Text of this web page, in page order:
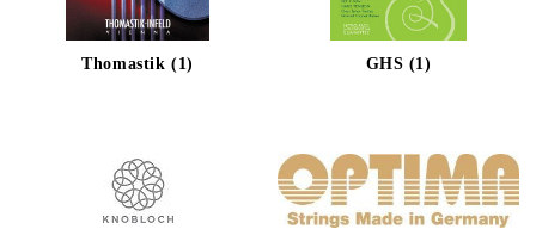
Thomastik (1) GHS (1)